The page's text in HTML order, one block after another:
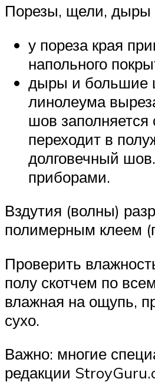
Порезы, щели, дыры
у пореза края
напольного
дыры и большие
линолеума
шов
переходит в
долговечный
приборами.
Вздутия (волны)
полимерным клеем
Проверить
полу скотчем по
влажная на ощупь,
сухо.
Важно: многие
редакции